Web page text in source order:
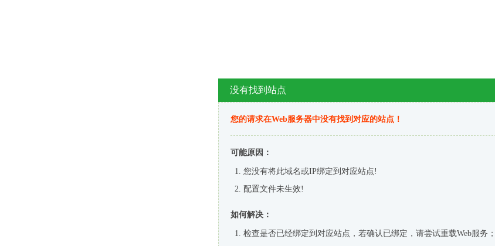
没有找到站点
您的请求在Web服务器中没有找到对应的站点！
可能原因：
您没有将此域名或IP绑定到对应站点!
配置文件未生效!
如何解决：
检查是否已经绑定到对应站点，若确认已绑定，请尝试重载Web服务；